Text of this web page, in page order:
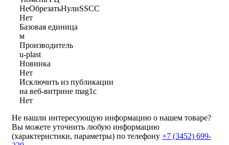
НеОбрезатьНулиSSCC
Нет
Базовая единица
м
Производитель
u-plast
Новинка
Нет
Исключить из публикации
на веб-витрине mag1c
Нет
Не нашли интересующую информацию о нашем товаре?
Вы можете уточнить любую информацию
(характеристики, параметры) по телефону +7 (3452) 699-